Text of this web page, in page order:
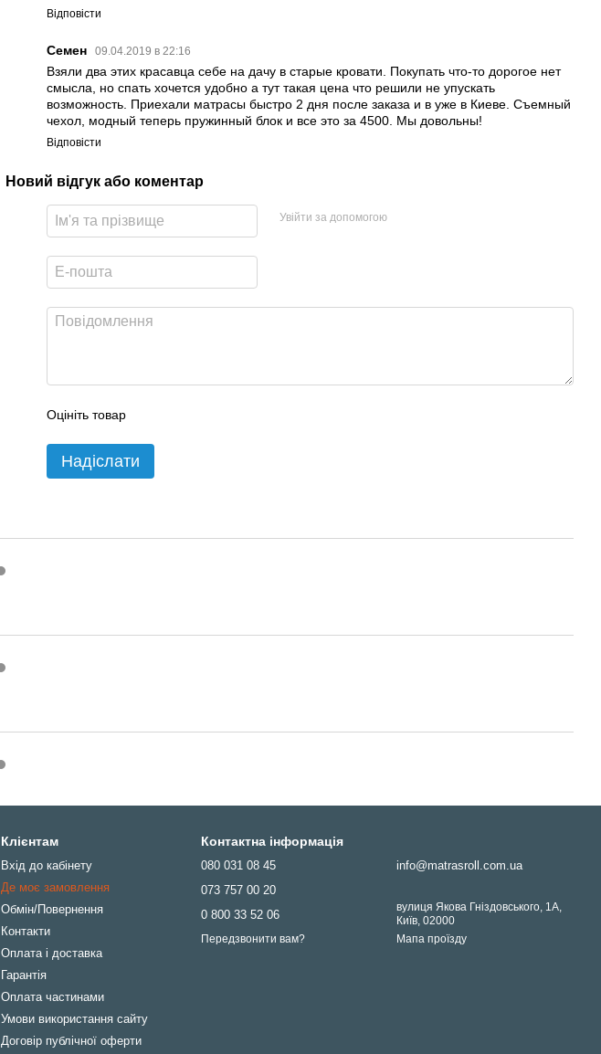
Відповісти
Семен 09.04.2019 в 22:16
Взяли два этих красавца себе на дачу в старые кровати. Покупать что-то дорогое нет
смысла, но спать хочется удобно а тут такая цена что решили не упускать
возможность. Приехали матрасы быстро 2 дня после заказа и в уже в Киеве. Съемный
чехол, модный теперь пружинный блок и все это за 4500. Мы довольны!
Відповісти
Новий відгук або коментар
Увійти за допомогою
Оцініть товар
Надіслати
Клієнтам
Вхід до кабінету
Де моє замовлення
Обмін/Повернення
Контакти
Оплата і доставка
Гарантія
Оплата частинами
Умови використання сайту
Договір публічної оферти
Контактна інформація
080 031 08 45
073 757 00 20
0 800 33 52 06
Передзвонити вам?
info@matrasroll.com.ua
вулиця Якова Гніздовського, 1А,
Київ, 02000
Мапа проїзду